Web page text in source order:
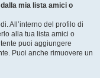
mia lista amici o
All’interno del profilo di
alla tua lista amici o
puoi aggiungere
Puoi anche rimuovere un